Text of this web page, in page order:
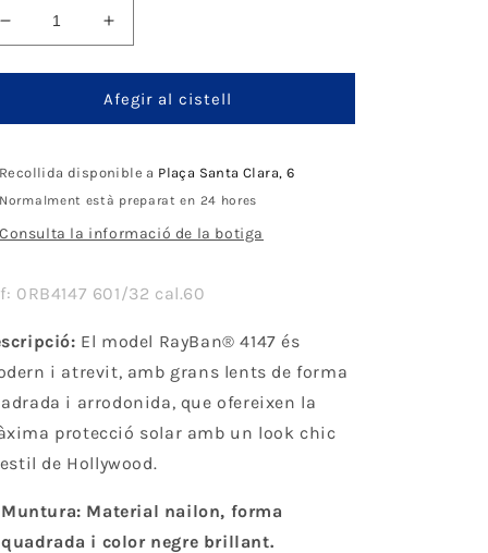
Disminueix
quantitat
per
Ban
Augmenta
quantitat
per
Ray-
Ban
Afegir al cistell
Recollida disponible a Plaça Santa Clara, 6
Normalment està preparat en 24 hores
Consulta la informació de la botiga
0RB4147 601/32 cal.60
El model RayBan® 4147 és
i atrevit, amb grans lents de forma
i arrodonida, que ofereixen la
protecció solar amb un look chic
de Hollywood.
Muntura: Material nailon, forma
quadrada i color negre brillant.